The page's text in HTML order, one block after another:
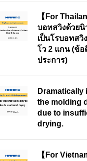
【For
บอทสวิงด้วยนิ
เป็นโรบอทสวิ
โว 2 แกน (ข้อ
ประการ)
Dramatically
the molding
due to
drying.
【For